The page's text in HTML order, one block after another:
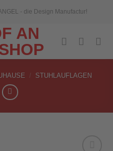
- die Design Manufactur!
/ STUHLAUFLAGEN